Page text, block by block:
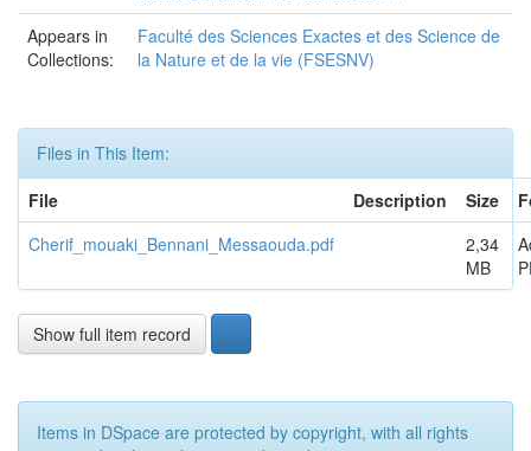
Appears in
Collections:
Faculté des Sciences Exactes et des Science de
la Nature et de la vie (FSESNV)
Files in This Item:
File
Description Size
Cherif_mouaki_Bennani_Messaouda.pdf
2,34
MB
Show full item record
Items in DSpace are protected by copyright, with all rights